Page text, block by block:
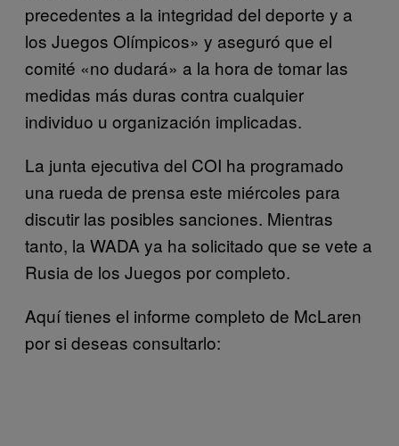
precedentes a la integridad del deporte y a
los Juegos Olímpicos» y aseguró que el
comité «no dudará» a la hora de tomar las
medidas más duras contra cualquier
individuo u organización implicadas.
La junta ejecutiva del COI ha programado
una rueda de prensa este miércoles para
discutir las posibles sanciones. Mientras
tanto, la WADA ya ha solicitado que se vete a
Rusia de los Juegos por completo.
Aquí tienes el informe completo de McLaren
por si deseas consultarlo: